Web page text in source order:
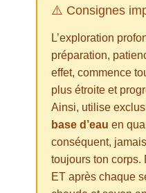
⚠️ Consignes
L’exploration
préparation,
effet, commence
plus étroite et
Ainsi, utilise
base d’eau en
conséquent,
toujours ton corps.
ET après chaque